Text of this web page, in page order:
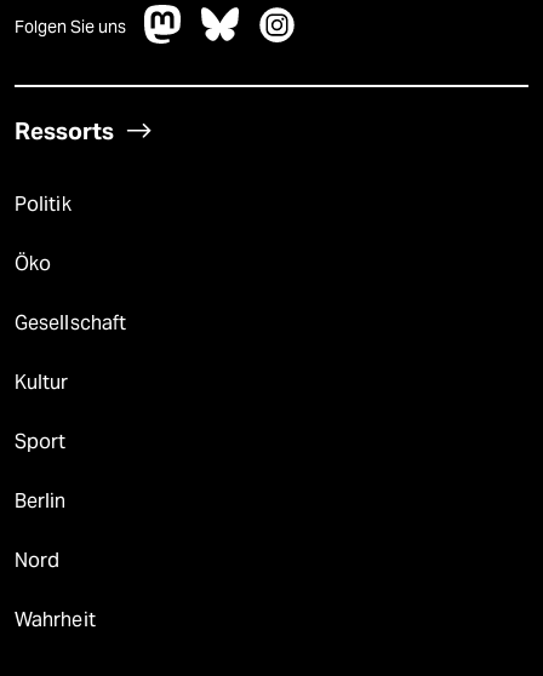
Folgen Sie uns
Ressorts
Politik
Öko
Gesellschaft
Kultur
Sport
Berlin
Nord
Wahrheit